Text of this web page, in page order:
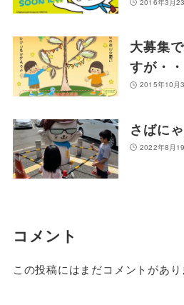
大募集
すが・・
2015年10月
さばに
2022年8月
コメント
この投稿にはまだコメントがあり